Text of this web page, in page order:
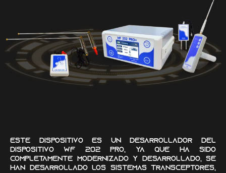
Este dispositivo es un desarrollador del
dispositivo WF 202 PRO, ya que ha sido
completamente modernizado y desarrollado, se
han desarrollado los sistemas transceptores,